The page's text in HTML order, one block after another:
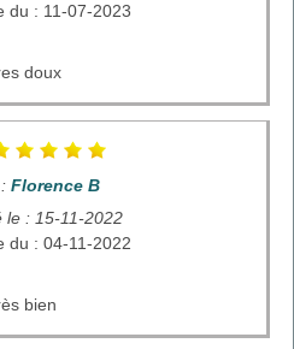
du : 11-07-2023
doux
Florence B
le : 15-11-2022
du : 04-11-2022
bien